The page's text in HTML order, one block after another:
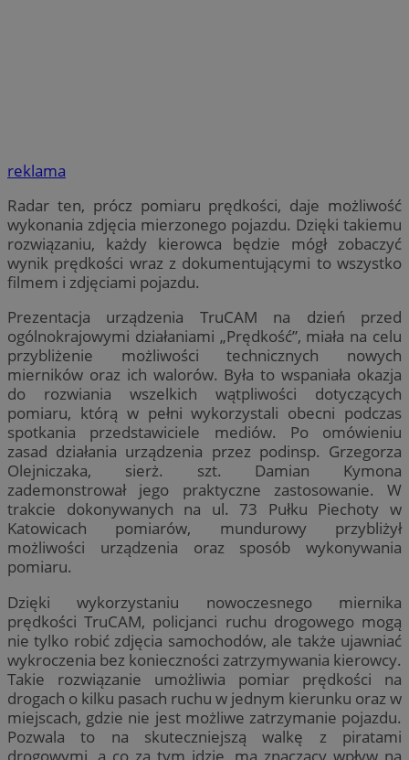
reklama
Radar ten, prócz pomiaru prędkości, daje możliwość
wykonania zdjęcia mierzonego pojazdu. Dzięki takiemu
rozwiązaniu, każdy kierowca będzie mógł zobaczyć
wynik prędkości wraz z dokumentującymi to wszystko
filmem i zdjęciami pojazdu.
Prezentacja urządzenia TruCAM na dzień przed
ogólnokrajowymi działaniami „Prędkość”, miała na celu
przybliżenie możliwości technicznych nowych
mierników oraz ich walorów. Była to wspaniała okazja
do rozwiania wszelkich wątpliwości dotyczących
pomiaru, którą w pełni wykorzystali obecni podczas
spotkania przedstawiciele mediów. Po omówieniu
zasad działania urządzenia przez podinsp. Grzegorza
Olejniczaka, sierż. szt. Damian Kymona
zademonstrował jego praktyczne zastosowanie. W
trakcie dokonywanych na ul. 73 Pułku Piechoty w
Katowicach pomiarów, mundurowy przybliżył
możliwości urządzenia oraz sposób wykonywania
pomiaru.
Dzięki wykorzystaniu nowoczesnego miernika
prędkości TruCAM, policjanci ruchu drogowego mogą
nie tylko robić zdjęcia samochodów, ale także ujawniać
wykroczenia bez konieczności zatrzymywania kierowcy.
Takie rozwiązanie umożliwia pomiar prędkości na
drogach o kilku pasach ruchu w jednym kierunku oraz w
miejscach, gdzie nie jest możliwe zatrzymanie pojazdu.
Pozwala to na skuteczniejszą walkę z piratami
drogowymi, a co za tym idzie, ma znaczący wpływ na